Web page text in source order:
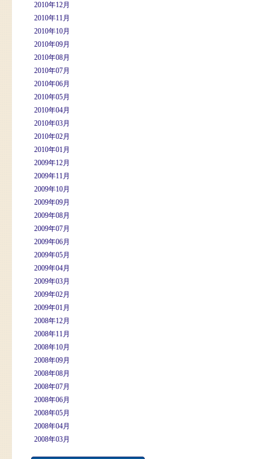
2010年12月
2010年11月
2010年10月
2010年09月
2010年08月
2010年07月
2010年06月
2010年05月
2010年04月
2010年03月
2010年02月
2010年01月
2009年12月
2009年11月
2009年10月
2009年09月
2009年08月
2009年07月
2009年06月
2009年05月
2009年04月
2009年03月
2009年02月
2009年01月
2008年12月
2008年11月
2008年10月
2008年09月
2008年08月
2008年07月
2008年06月
2008年05月
2008年04月
2008年03月